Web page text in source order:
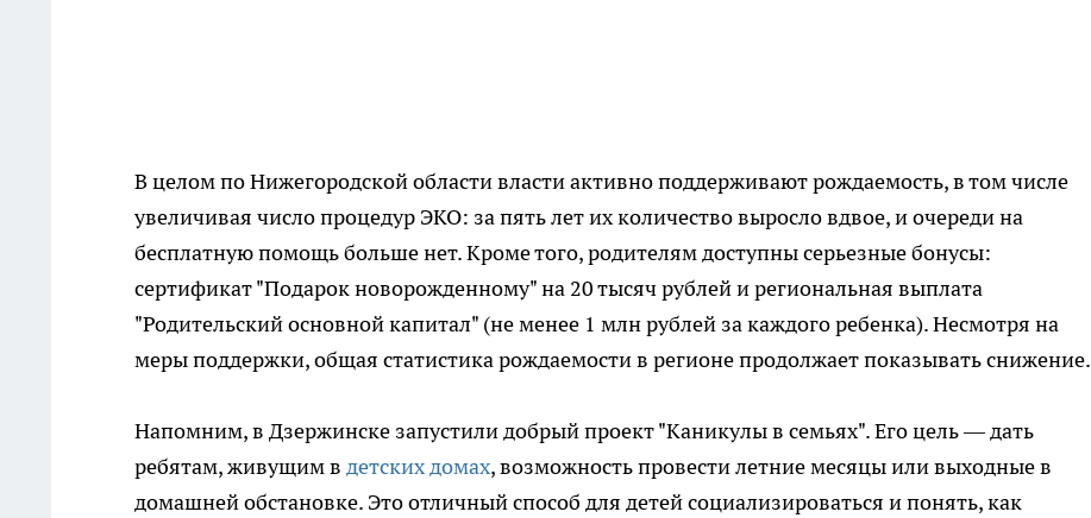
В целом по Нижегородской области власти активно поддерживают рождаемость, в том числе
увеличивая число процедур ЭКО: за пять лет их количество выросло вдвое, и очереди на
бесплатную помощь больше нет. Кроме того, родителям доступны серьезные бонусы:
сертификат "Подарок новорожденному" на 20 тысяч рублей и региональная выплата
"Родительский основной капитал" (не менее 1 млн рублей за каждого ребенка). Несмотря на
меры поддержки, общая статистика рождаемости в регионе продолжает показывать снижение.
Напомним, в Дзержинске запустили добрый проект "Каникулы в семьях". Его цель — дать
ребятам, живущим в детских домах, возможность провести летние месяцы или выходные в
домашней обстановке. Это отличный способ для детей социализироваться и понять, как